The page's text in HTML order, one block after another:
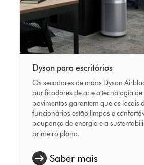
Dyson para escritórios
Os secadores de mãos Dyson
purificadores de ar e a tecnologia
pavimentos garantem que os locais
funcionários estão limpos e
poupança de energia e a
primeiro plano.
Saber mais